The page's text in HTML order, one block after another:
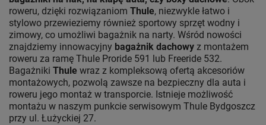
roweru, dzięki rozwiązaniom Thule, niezwykle łatwo i
stylowo przewieziemy również sportowy sprzęt wodny i
zimowy, co umożliwi bagażnik na narty. Wśród nowości
znajdziemy innowacyjny bagażnik dachowy z montażem
roweru za ramę Thule Proride 591 lub Freeride 532.
Bagażniki Thule wraz z kompleksową ofertą akcesoriów
montażowych, pozwolą zawsze na bezpieczny dla auta i
roweru jego montaż w transporcie. Istnieje możliwość
montażu w naszym punkcie serwisowym Thule Bydgoszcz
przy ul. Łużyckiej 27.